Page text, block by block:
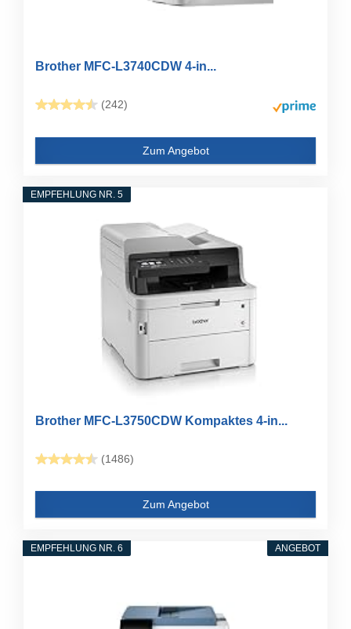
Brother MFC-L3740CDW 4-in...
(242)
Zum Angebot
EMPFEHLUNG NR. 5
Brother MFC-L3750CDW Kompaktes 4-in...
(1486)
Zum Angebot
ANGEBOT
EMPFEHLUNG NR. 6